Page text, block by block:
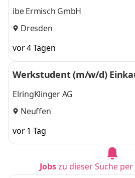
ibe Ermisch GmbH
Dresden
vor 4 Tagen
Werkstudent (m/w/d)
ElringKlinger AG
Neuffen
vor 1 Tag
Jobszu dieser Suche